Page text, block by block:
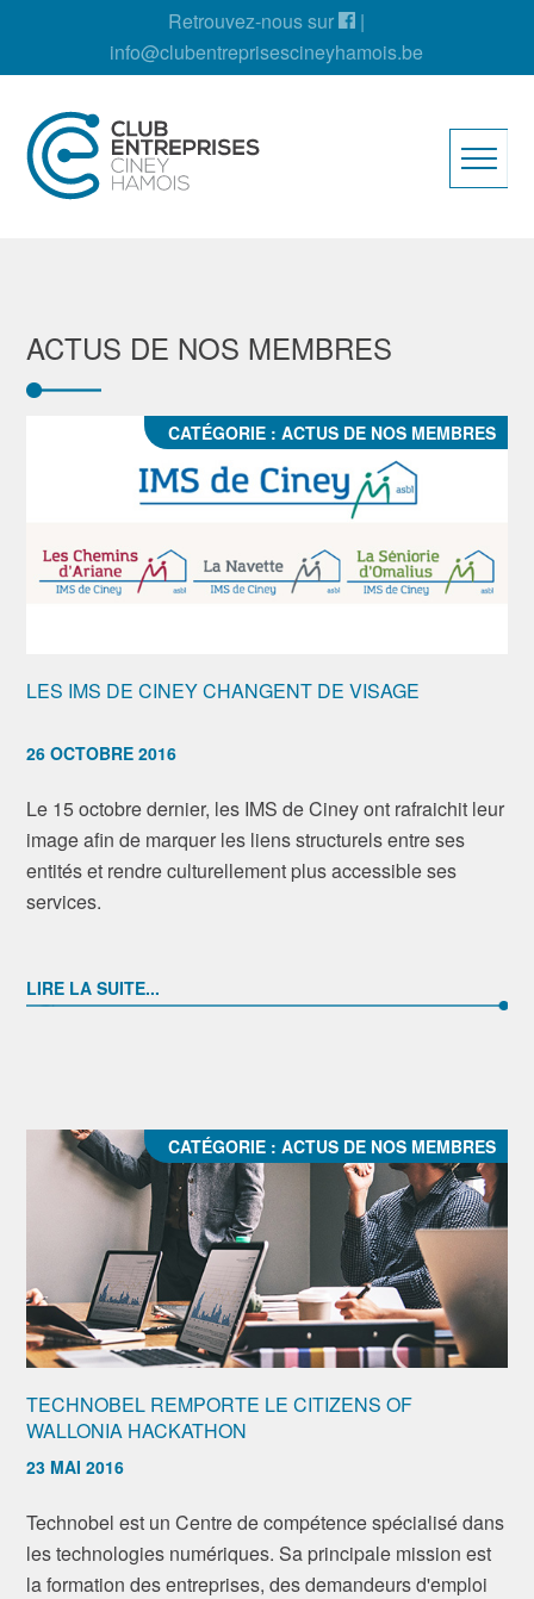
Retrouvez-nous sur
|
info@clubentreprisescineyhamois.be
ACTUS DE NOS MEMBRES
LES IMS DE CINEY CHANGENT DE VISAGE
26 OCTOBRE 2016
Le 15 octobre dernier, les IMS de Ciney ont rafraichit leur
image afin de marquer les liens structurels entre ses
entités et rendre culturellement plus accessible ses
services.
CATÉGORIE : ACTUS DE NOS MEMBRES
LIRE LA SUITE...
TECHNOBEL REMPORTE LE CITIZENS OF
WALLONIA HACKATHON
23 MAI 2016
Technobel est un Centre de compétence spécialisé dans
les technologies numériques. Sa principale mission est
la formation des entreprises, des demandeurs d'emploi
CATÉGORIE : ACTUS DE NOS MEMBRES